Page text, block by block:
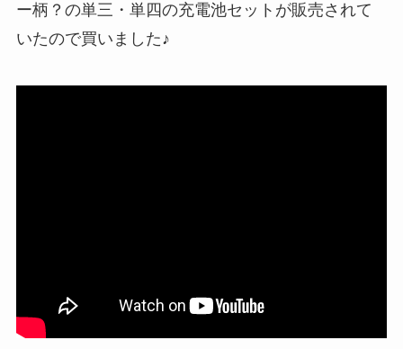
ー柄？の単三・単四の充電池セットが販売されて
いたので買いました♪